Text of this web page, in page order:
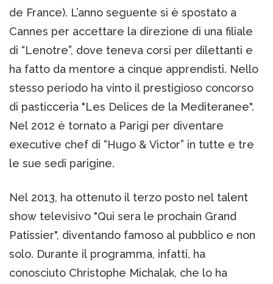
de France). L’anno seguente si è spostato a
Cannes per accettare la direzione di una filiale
di “Lenotre”, dove teneva corsi per dilettanti e
ha fatto da mentore a cinque apprendisti. Nello
stesso periodo ha vinto il prestigioso concorso
di pasticceria "Les Delices de la Mediteranee".
Nel 2012 è tornato a Parigi per diventare
executive chef di “Hugo & Victor” in tutte e tre
le sue sedi parigine.
Nel 2013, ha ottenuto il terzo posto nel talent
show televisivo "Qui sera le prochain Grand
Patissier", diventando famoso al pubblico e non
solo. Durante il programma, infatti, ha
conosciuto Christophe Michalak, che lo ha